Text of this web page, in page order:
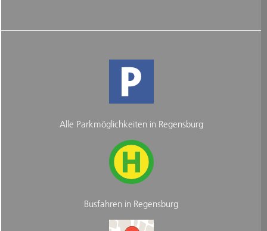
Alle Parkmöglichkeiten in Regensburg
Busfahren in Regensburg